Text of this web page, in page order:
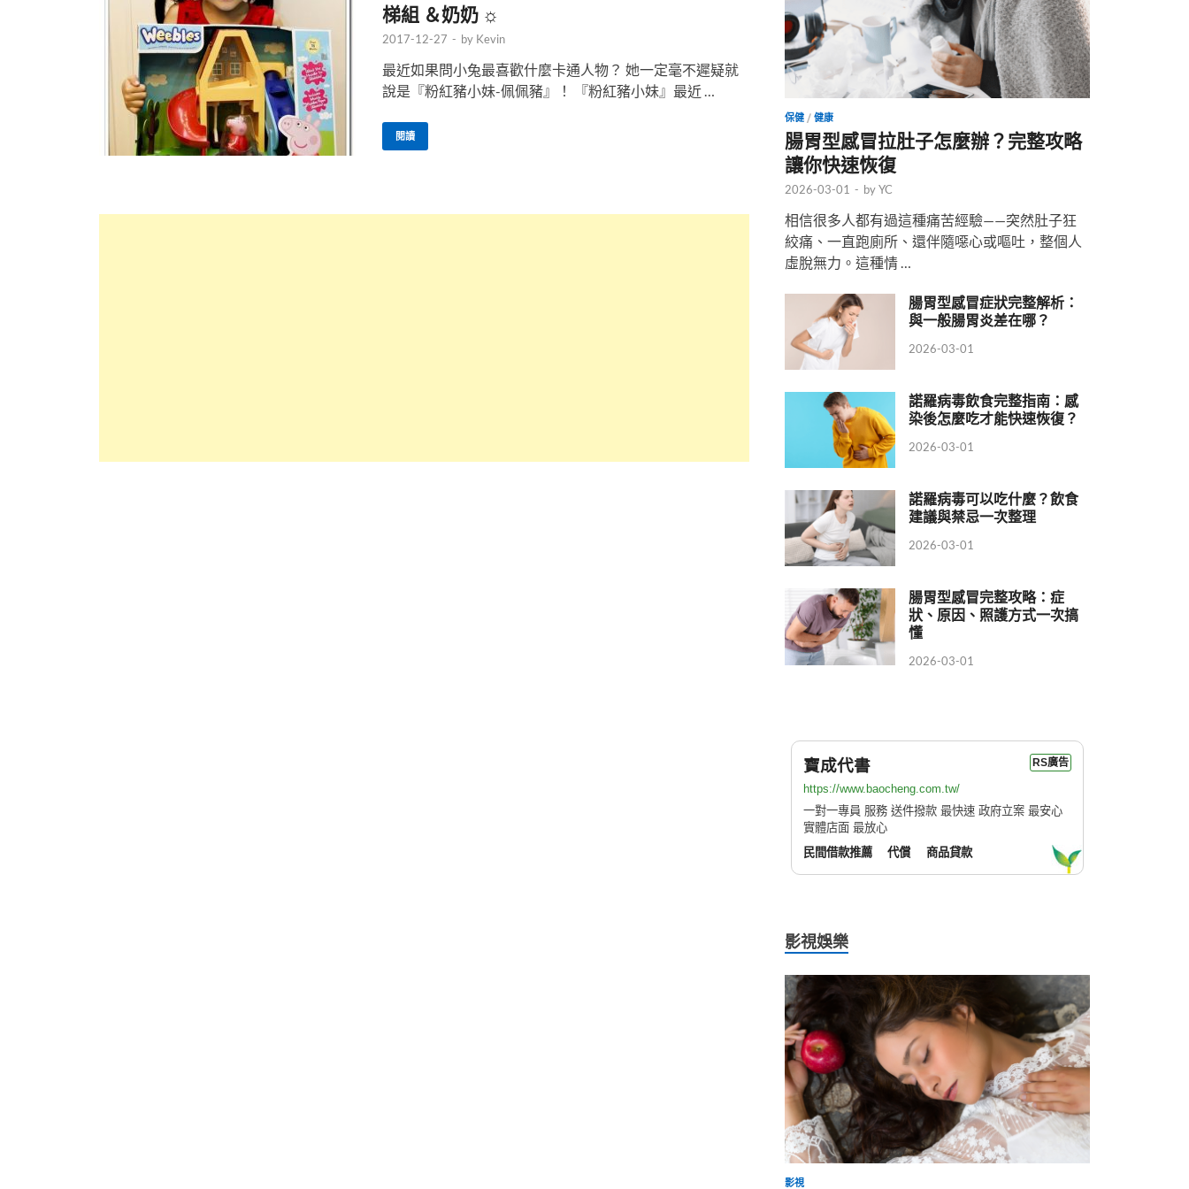
梯組 ＆奶奶 ☼
2017-12-27 - by Kevin
最近如果問小兔最喜歡什麼卡通人物？ 她一定毫不遲疑就
說是『粉紅豬小妹-佩佩豬』！ 『粉紅豬小妹』最近 …
閱讀
保健 /健康
腸胃型感冒拉肚子怎麼辦？完整攻略
讓你快速恢復
2026-03-01 - byYC
相信很多人都有過這種痛苦經驗——突然肚子狂
絞痛、一直跑廁所、還伴隨噁心或嘔吐，整個人
虛脫無力。這種情 …
腸胃型感冒症狀完整解析：
與一般腸胃炎差在哪？
2026-03-01
諾羅病毒飲食完整指南：感
染後怎麼吃才能快速恢復？
2026-03-01
諾羅病毒可以吃什麼？飲食
建議與禁忌一次整理
2026-03-01
腸胃型感冒完整攻略：症
狀、原因、照護方式一次搞
懂
2026-03-01
寶成代書 RS廣告
https://www.baocheng.com.tw/
一對一專員 服務 送件撥款 最快速 政府立案 最安心
實體店面 最放心
民間借款推薦
代償 商品貸款
影視娛樂
影視